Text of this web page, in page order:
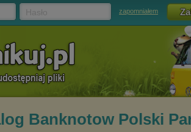
zapomniałem
Banknotow Polski